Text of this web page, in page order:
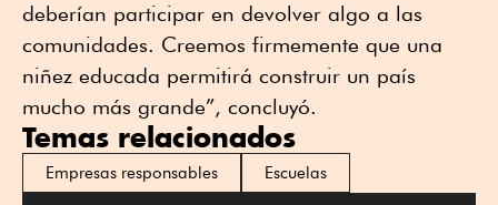
deberían participar en devolver algo a las
comunidades. Creemos firmemente que una
niñez educada permitirá construir un país
mucho más grande”, concluyó.
Temas relacionados
Empresas responsables Escuelas